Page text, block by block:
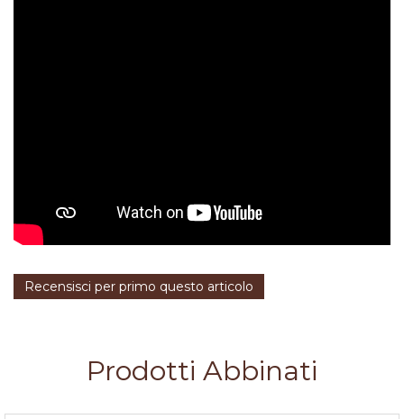
Recensisci per primo questo articolo
Prodotti Abbinati